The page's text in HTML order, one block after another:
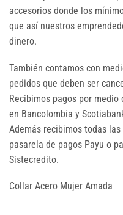
accesorios donde los
que así nuestros
dinero.
También contamos con
pedidos que deben ser
Recibimos pagos por
en Bancolombia y
Además recibimos todas
pasarela de pagos Payu o
Sistecredito.
Collar Acero Mujer Amada